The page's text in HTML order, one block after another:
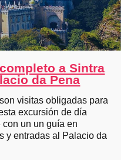
a Sintra
da Pena
visitas obligadas para
excursión de día
un un guía en
y entradas al Palacio da